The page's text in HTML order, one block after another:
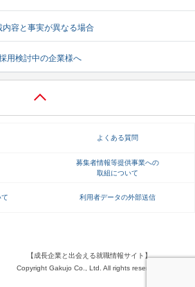
内容と事実が異なる場合
用検討中の企業様へ
よくある質問
募集者情報等提供事業への
取組について
利用者データの外部送信
【成長企業と出会える就職情報サイト】
Copyright Gakujo Co., Ltd. All rights reserved.